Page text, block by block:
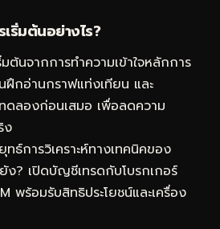
ริ่มต้นอย่างไร?
ต้นจากการทำความเข้าใจหลักการ
กอ่านกราฟแท่งเทียน และ
ดลองก่อนเสมอ เพื่อลดความ
ง
ธ์การวิเคราะห์ทางเทคนิคของ
? เปิดบัญชีเทรดกับโบรกเกอร์
พร้อมรับสิทธิประโยชน์และเครื่อง